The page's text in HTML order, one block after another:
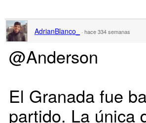
AdrianBlanco_ · hace 334 semanas
@Anderson
El Granada fue
partido. La única